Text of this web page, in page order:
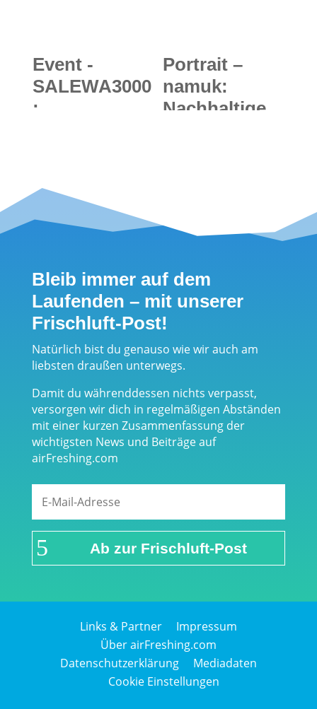
Event -
SALEWA3000
:
Dreitausender
und 1
Portrait –
namuk:
Nachhaltige
Bleib immer auf dem
Laufenden – mit unserer
Frischluft-Post!
Natürlich bist du genauso wie wir auch am
liebsten draußen unterwegs.
Damit du währenddessen nichts verpasst,
versorgen wir dich in regelmäßigen Abständen
mit einer kurzen Zusammenfassung der
wichtigsten News und Beiträge auf
airFreshing.com
Ab zur Frischluft-Post
Links & Partner
Impressum
Über airFreshing.com
Datenschutzerklärung
Mediadaten
Cookie Einstellungen